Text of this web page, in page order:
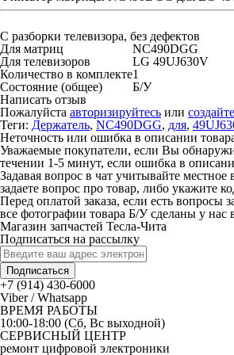
С разборки телевизора, без дефектов
Для матриц
NC490DGG
Для телевизоров
LG 49UJ630V
Количество в комплекте1
Состояние (общее)
Б/У
Написать отзыв
Пожалуйста авторизируйтесь или
Теги: Держатель, NC490DGG, для,
Неточность или ошибка в описании
Уважаемые покупатели, если Вы
течении 1-5 минут, если ошибка в
Задавая вопрос в чат учитывайте
задаете вопрос про товар, либо укажите
Перед оплатой заказа, если есть вопросы
все фотографии товара Б/У сделаны у нас
Магазин запчастей Тесла-Чита
Подписаться на рассылку
Подписаться
+7 (914) 430-6000
Viber / Whatsapp
ВРЕМЯ РАБОТЫ
10:00-18:00 (Сб, Вс выходной)
СЕРВИСНЫЙ ЦЕНТР
ремонт цифровой электроники